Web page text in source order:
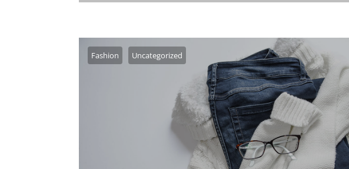
then start writing!
Fashion Uncategorized